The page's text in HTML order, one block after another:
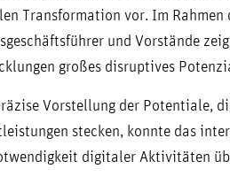
Transformation vor. Im
und Vorstände
großes disruptives
Vorstellung der Potentiale,
stecken, konnte das
digitaler Aktivitäten